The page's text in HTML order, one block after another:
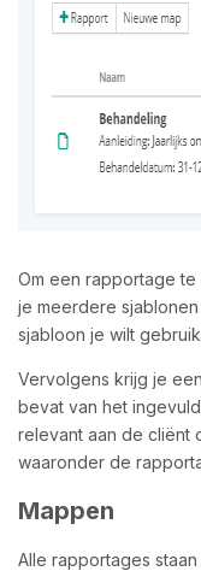
Om een rapportage
je meerdere
sjabloon je wilt
Vervolgens krijg je
bevat van het
relevant aan de cliënt
waaronder de
Mappen
Alle rapportages